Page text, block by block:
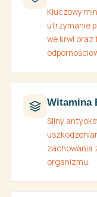
Kluczowy
utrzymanie
we krwi oraz
Witamina
Silny
zachowania
organizmu.